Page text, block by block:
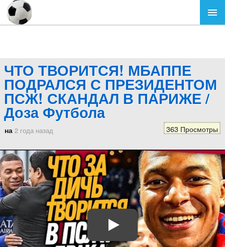
ЧТО ТВОРИТСЯ! МБАППЕ
ПОДРАЛСЯ С ПРЕЗИДЕНТОМ
ПСЖ! СКАНДАЛ В ПАРИЖЕ /
Доза Футбола
на 2 года назад 363 Просмотры